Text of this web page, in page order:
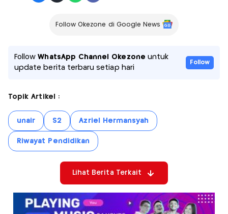
Follow Okezone di Google News
FollowWhatsApp Channel Okezone untuk
update berita terbaru setiap hari
Follow
Topik Artikel :
unair S2 Azriel Hermansyah
Riwayat Pendidikan
Lihat Berita Terkait